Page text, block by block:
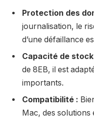
Protection des
journalisation, le
d’une défaillance
Capacité de
de 8EB, il est
importants.
Compatibilité :
Mac, des solutions